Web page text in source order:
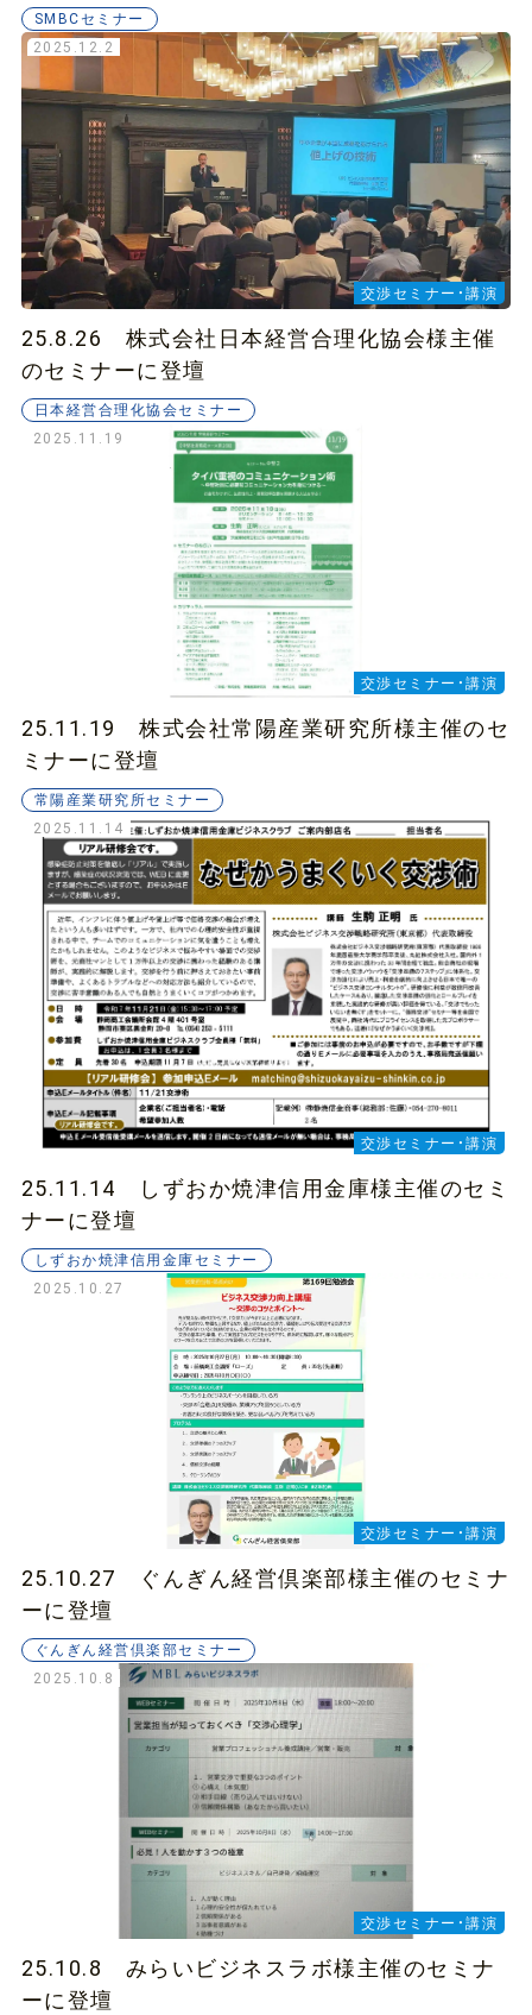
SMBCセミナー
2025.12.2
交渉セミナー・講演
25.8.26 株式会社日本経営合理化協会様主催
のセミナーに登壇
日本経営合理化協会セミナー
2025.11.19
交渉セミナー・講演
25.11.19 株式会社常陽産業研究所様主催のセ
ミナーに登壇
常陽産業研究所セミナー
2025.11.14
交渉セミナー・講演
25.11.14 しずおか焼津信用金庫様主催のセミ
ナーに登壇
しずおか焼津信用金庫セミナー
2025.10.27
交渉セミナー・講演
25.10.27 ぐんぎん経営倶楽部様主催のセミナ
ーに登壇
ぐんぎん経営倶楽部セミナー
2025.10.8
交渉セミナー・講演
25.10.8 みらいビジネスラボ様主催のセミナ
ーに登壇